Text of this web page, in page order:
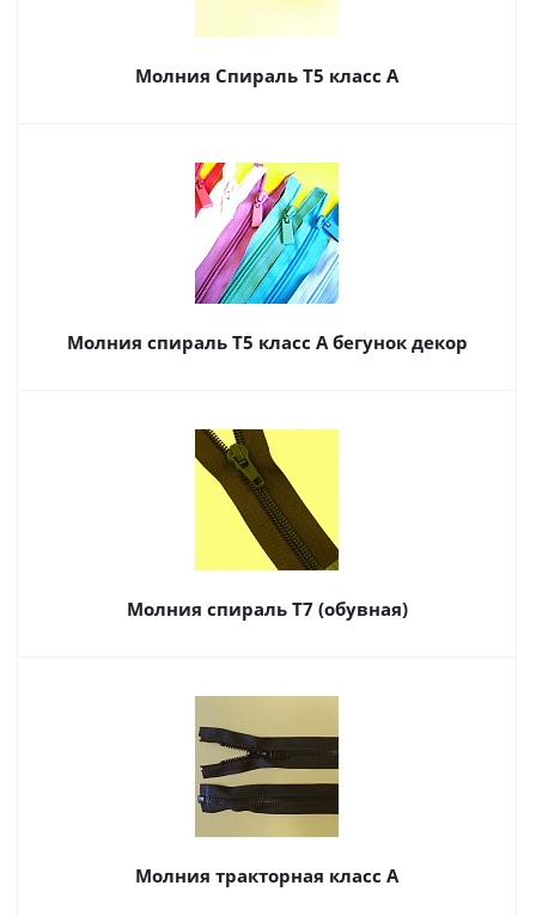
Молния Спираль Т5 класс А
Молния спираль Т5 класс А бегунок декор
Молния спираль Т7 (обувная)
Молния тракторная класс А